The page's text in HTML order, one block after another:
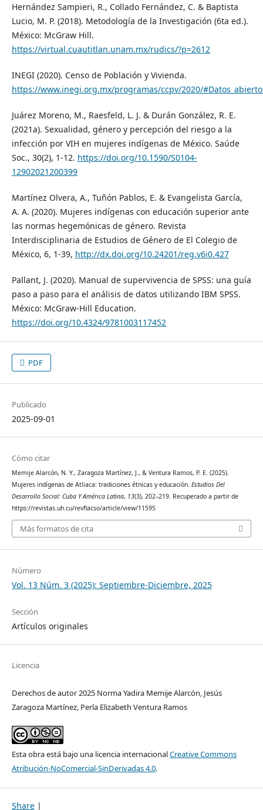
Hernández Sampieri, R., Collado Fernández, C. & Baptista
Lucio, M. P. (2018). Metodología de la Investigación (6ta ed.).
México: McGraw Hill.
https://virtual.cuautitlan.unam.mx/rudics/?p=2612
INEGI (2020). Censo de Población y Vivienda.
https://www.inegi.org.mx/programas/ccpv/2020/
Juárez Moreno, M., Raesfeld, L. J. & Durán González, R. E.
(2021a). Sexualidad, género y percepción del riesgo a la
infección por VIH en mujeres indígenas de México. Saúde
Soc., 30(2), 1-12. https://doi.org/10.1590/S0104-
12902021200399
Martínez Olvera, A., Tuñón Pablos, E. & Evangelista García,
A. A. (2020). Mujeres indígenas con educación superior ante
las normas hegemónicas de género. Revista
Interdisciplinaria de Estudios de Género de El Colegio de
México, 6, 1-39, http://dx.doi.org/10.24201/reg.v6i0.427
Pallant, J. (2020). Manual de supervivencia de SPSS: una guía
paso a paso para el análisis de datos utilizando IBM SPSS.
México: McGraw-Hill Education.
https://doi.org/10.4324/9781003117452
PDF
Publicado
2025-09-01
Cómo citar
Memije Alarcón, N. Y., Zaragoza Martínez, J., & Ventura Ramos, P. E. (2025).
Mujeres indígenas de Atliaca: tradiciones étnicas y educación. Estudios Del
Desarrollo Social: Cuba Y América Latina, 13(3), 202–219. Recuperado a partir de
https://revistas.uh.cu/revflacso/article/view/11595
Más formatos de cita
Número
Vol. 13 Núm. 3 (2025): Septiembre-Diciembre, 2025
Sección
Artículos originales
Licencia
Derechos de autor 2025 Norma Yadira Memije Alarcón, Jesús
Zaragoza Martínez, Perla Elizabeth Ventura Ramos
Esta obra está bajo una licencia internacionalCreative Commons
Atribución-NoComercial-SinDerivadas 4.0.
Share |